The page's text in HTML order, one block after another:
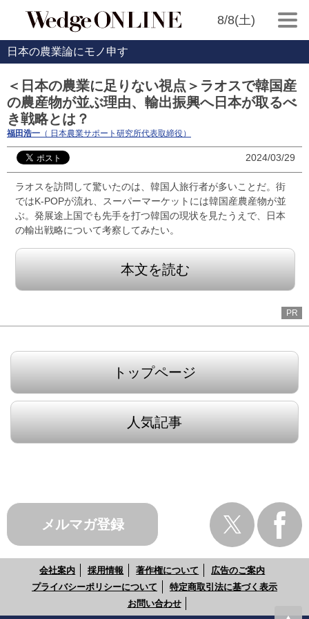
8/8(土)
日本の農業論にモノ申す
＜日本の農業に足りない視点＞ラオスで韓国産
の農産物が並ぶ理由、輸出振興へ日本が取るべ
き戦略とは？
福田浩一 （ 日本農業サポート研究所代表取締役）
2024/03/29
ラオスを訪問して驚いたのは、韓国人旅行者が多いことだ。街
ではK-POPが流れ、スーパーマーケットには韓国産農産物が並
ぶ。発展途上国でも先手を打つ韓国の現状を見たうえで、日本
の輸出戦略について考察してみたい。
本文を読む
PR
トップページ
人気記事
メルマガ登録
会社案内 採用情報 著作権について
広告のご案内
プライバシーポリシーについて
特定商取引法に基づく表示
お問い合わせ